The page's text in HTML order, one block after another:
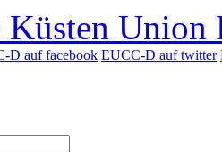
Union
D auf facebook EUCC-D auf twitter